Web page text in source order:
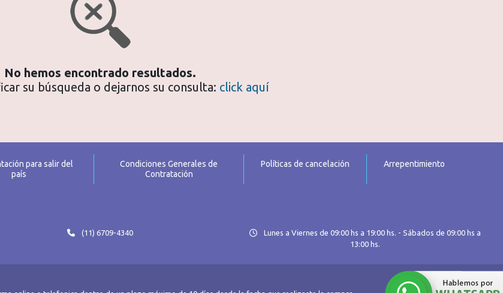
No hemos encontrado resultados.
su búsqueda o dejarnos su consulta: click aquí
para salir del
país
Condiciones Generales de
Contratación
Políticas de cancelación Arrepentimiento
(11) 6709-4340
Lunes a Viernes de 09:00 hs a 19:00 hs. - Sábados de 09:00 hs a
13:00 hs.